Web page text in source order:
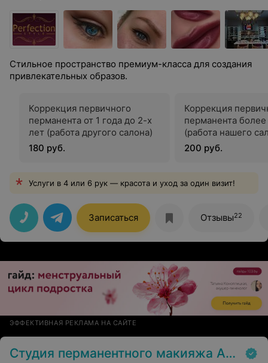
Стильное пространство премиум-класса для создания
привлекательных образов.
Коррекция первичного
перманента от 1 года до 2-х
лет (работа другого салона)
180 руб.
Коррекция
перманента
(работа нашего
200 руб.
Услуги в 4 или 6 рук — красота и уход за один визит!
Записаться Отзывы22
ЭФФЕКТИВНАЯ РЕКЛАМА НА САЙТЕ
Студия перманентного макияжа Алексея Набедо